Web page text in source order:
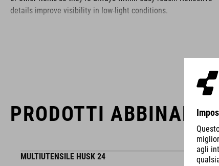
details improve visibility in low-light conditions.
La gamma del marchio ACID include accessori e componenti
per biciclette di alta gamma. Dettagli sofisticati, funzionalità
elevata e innovazioni intelligenti sono i tratti distintivi dei
nostri prodotti. Questo brand si contraddistingue anche per il
design sempre chiaro, minimalista, funzionale e unico.
PRODOTTI ABBINABILI
MULTIUTENSILE HUSK 24